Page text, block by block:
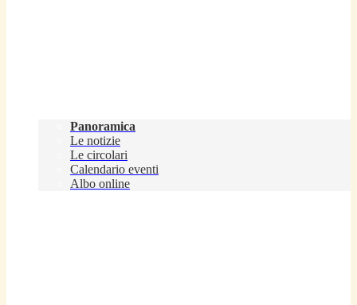
Panoramica
Le notizie
Le circolari
Calendario eventi
Albo online